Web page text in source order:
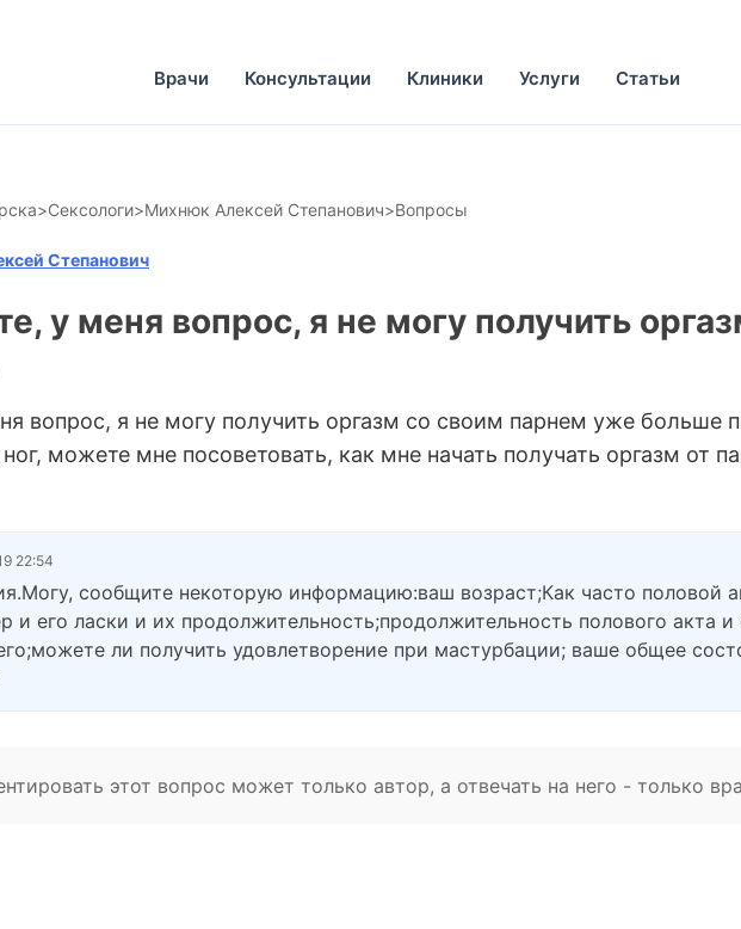
Врачи Консультации Клиники Услуги Статьи
>Сексологи>Михнюк Алексей Степанович>Вопросы
Степанович
у меня вопрос, я не могу получить
вопрос, я не могу получить оргазм со своим парнем уже больше
можете мне посоветовать, как мне начать получать оргазм от
22:54
сообщите некоторую информацию:ваш возраст;Как часто половой
и его ласки и их продолжительность;продолжительность полового акта
ли получить удовлетворение при мастурбации; ваше общее
этот вопрос может только автор, а отвечать на него - только